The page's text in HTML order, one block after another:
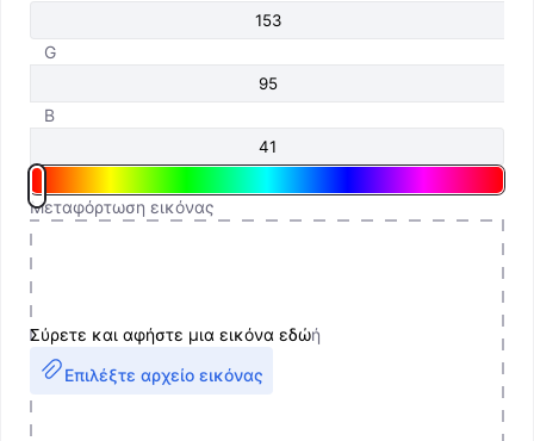
G
B
Μεταφόρτωση εικόνας
Σύρετε και αφήστε μια εικόνα εδώή
Επιλέξτε αρχείο εικόνας